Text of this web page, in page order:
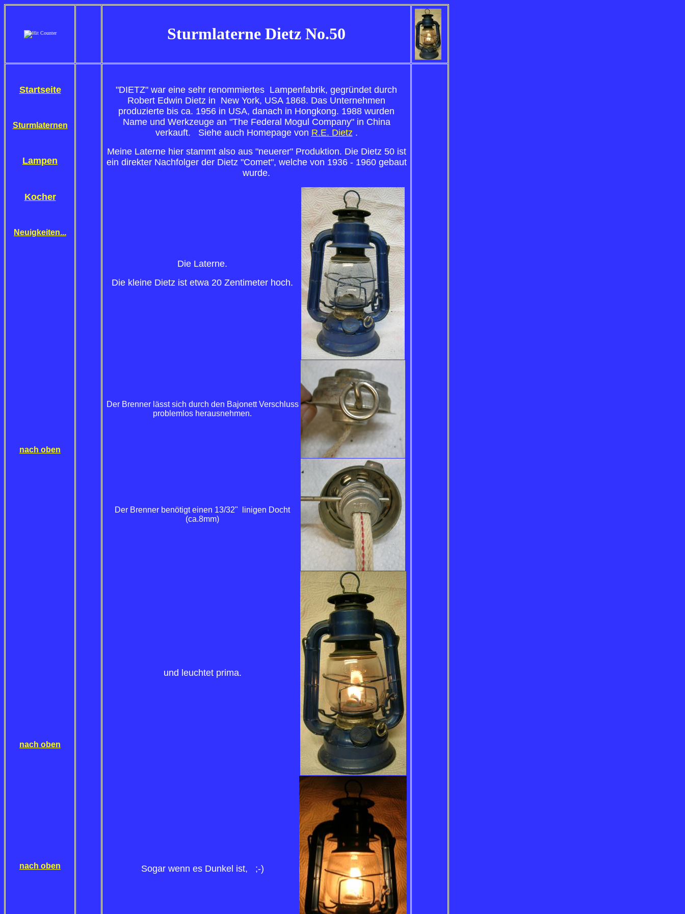
Sturmlaterne Dietz No.50
Startseite
Sturmlaternen
Lampen
Kocher
Neuigkeiten...
nach oben
nach oben
nach oben
"DIETZ" war eine sehr renommiertes Lampenfabrik, gegründet durch
Robert Edwin Dietz in New York, USA 1868. Das Unternehmen
produzierte bis ca. 1956 in USA, danach in Hongkong. 1988 wurden
Name und Werkzeuge an "The Federal Mogul Company" in China
verkauft. Siehe auch Homepage von R.E. Dietz.
Meine Laterne hier stammt also aus "neuerer" Produktion. Die Dietz 50 ist
ein direkter Nachfolger der Dietz "Comet", welche von 1936 - 1960 gebaut
wurde.
Die Laterne.
Die kleine Dietz ist etwa 20 Zentimeter hoch.
Der Brenner lässt sich durch den Bajonett Verschluss
problemlos herausnehmen.
Der Brenner benötigt einen 13/32" linigen Docht
(ca.8mm)
und leuchtet prima.
Sogar wenn es Dunkel ist, ;-)